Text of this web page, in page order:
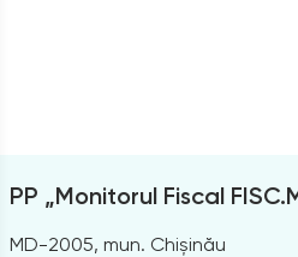
PP „Monitorul Fiscal
MD-2005, mun. Chișinău